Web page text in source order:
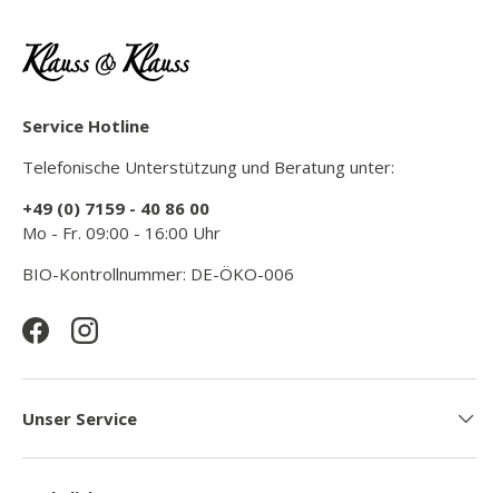
Service Hotline
Telefonische Unterstützung und Beratung unter:
+49 (0) 7159 - 40 86 00
Mo - Fr. 09:00 - 16:00 Uhr
BIO-Kontrollnummer: DE-ÖKO-006
FacebookInstagram
Unser Service